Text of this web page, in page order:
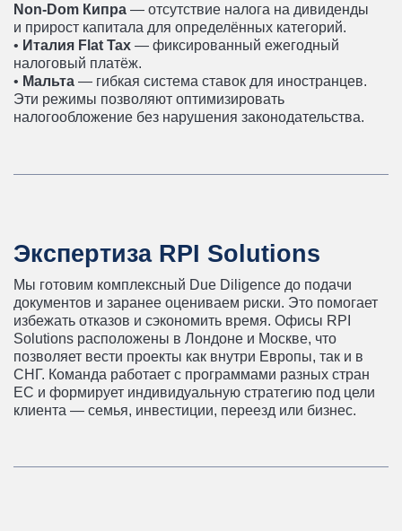
Non-Dom Кипра — отсутствие налога на дивиденды
и прирост капитала для определённых категорий.
• Италия Flat Tax — фиксированный ежегодный
налоговый платёж.
• Мальта — гибкая система ставок для иностранцев.
Эти режимы позволяют оптимизировать
налогообложение без нарушения законодательства.
Экспертиза RPI Solutions
Мы готовим комплексный Due Diligence до подачи
документов и заранее оцениваем риски. Это помогает
избежать отказов и сэкономить время. Офисы RPI
Solutions расположены в Лондоне и Москве, что
позволяет вести проекты как внутри Европы, так и в
СНГ. Команда работает с программами разных стран
ЕС и формирует индивидуальную стратегию под цели
клиента — семья, инвестиции, переезд или бизнес.